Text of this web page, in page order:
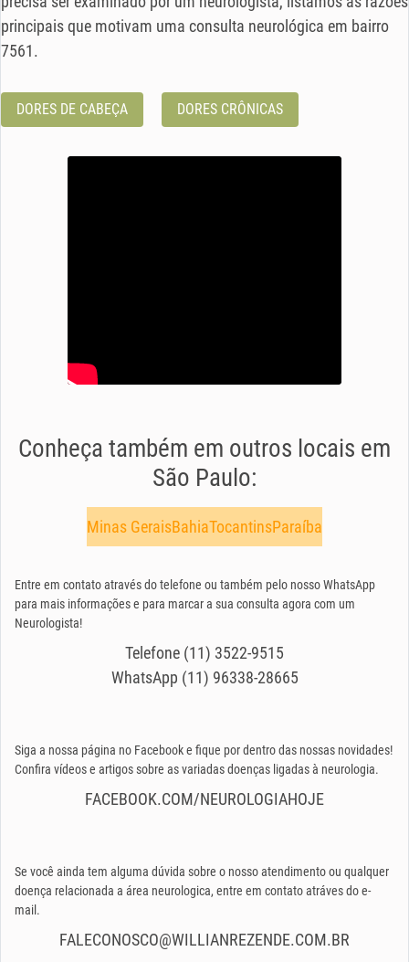
principais que motivam uma consulta neurológica em bairro
7561.
DORES DE CABEÇA DORES CRÔNICAS
Conheça também em outros locais em
São Paulo:
Minas GeraisBahiaTocantinsParaíba
Entre em contato através do telefone ou também pelo nosso WhatsApp
para mais informações e para marcar a sua consulta agora com um
Neurologista!
Telefone (11) 3522-9515
WhatsApp (11) 96338-28665
Siga a nossa página no Facebook e fique por dentro das nossas novidades!
Confira vídeos e artigos sobre as variadas doenças ligadas à neurologia.
FACEBOOK.COM/NEUROLOGIAHOJE
Se você ainda tem alguma dúvida sobre o nosso atendimento ou qualquer
doença relacionada a área neurologica, entre em contato atráves do e-
mail.
FALECONOSCO@WILLIANREZENDE.COM.BR